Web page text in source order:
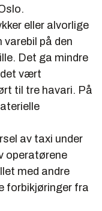
eller alvorlige
varebil på den
Det ga mindre
det vært
til tre havari. På
av taxi under
operatørene
med andre
forbikjøringer fra